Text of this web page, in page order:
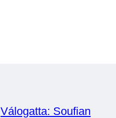
Válogatta: Soufian